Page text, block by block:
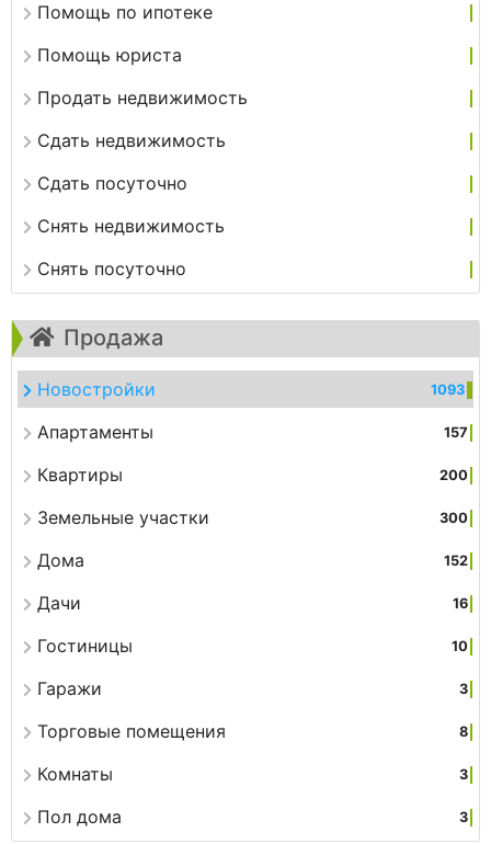
Помощь по ипотеке
Помощь юриста
Продать недвижимость
Сдать недвижимость
Сдать посуточно
Снять недвижимость
Снять посуточно
Продажа
Новостройки 1093
Апартаменты 157
Квартиры 200
Земельные участки 300
Дома 152
Дачи 16
Гостиницы 10
Гаражи 3
Торговые помещения 8
Комнаты 3
Пол дома 3